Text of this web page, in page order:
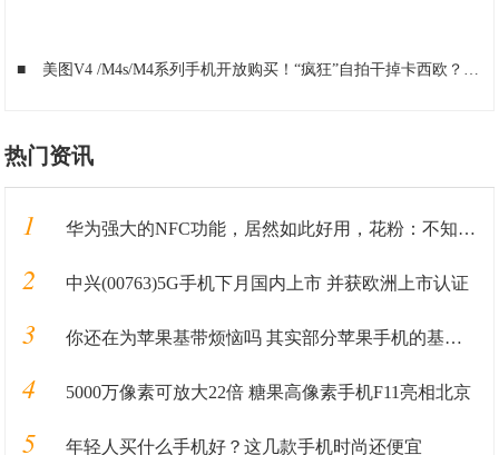
■ 美图V4 /M4s/M4系列手机开放购买！“疯狂”自拍干掉卡西欧？ ■
热门资讯
1 华为强大的NFC功能，居然如此好用，花粉：不知道血亏
2 中兴(00763)5G手机下月国内上市 并获欧洲上市认证
3 你还在为苹果基带烦恼吗 其实部分苹果手机的基带是可以改良的
4 5000万像素可放大22倍 糖果高像素手机F11亮相北京
5 年轻人买什么手机好？这几款手机时尚还便宜